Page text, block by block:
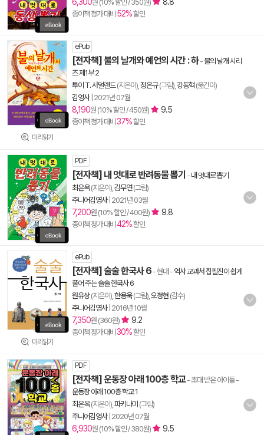
원 (10% 할인 / 350원)
종이책 정가 대비 52%할인
미리읽기
ePub
[전자책] 불의 날개와 예언의 시간 : 하-불의 날개 시리
즈 제1부 2
투이 T. 서덜랜드(지은이), 정은규(그림), 강동혁 (옮긴이)
김영사| 2021년 07월
8,190원 (10% 할인 / 450원) 9.5
종이책 정가 대비 37%할인
PDF
[전자책] 내 멋대로 반려동물 뽑기 - 내 멋대로 뽑기
최은옥(지은이), 김무연(그림)
주니어김영사| 2021년 03월
7,200원 (10% 할인 / 400원) 9.8
종이책 정가 대비 42%할인
미리읽기
ePub
[전자책] 술술 한국사 6 - 현대 - 역사 교과서 집필진이 쉽게
풀어 주는 술술 한국사 6
원유상(지은이), 한용욱(그림), 오정현 (감수)
주니어김영사| 2016년 10월
7,350원 (360원) 9.2
종이책 정가 대비 30%할인
PDF
[전자책] 운동장 아래 100층 학교- 초대 받은 아이들-
운동장 아래 100층 학교 1
최은옥(지은이), 파키나미 (그림)
주니어김영사| 2020년 07월
6,930원 (10% 할인 / 380원) 9.5